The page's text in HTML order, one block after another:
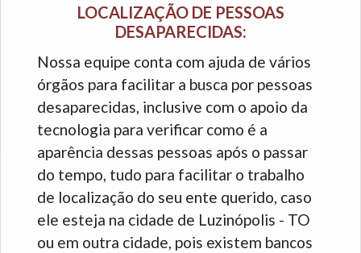
LOCALIZAÇÃO DE PESSOAS
DESAPARECIDAS:
Nossa equipe conta com ajuda de vários
órgãos para facilitar a busca por pessoas
desaparecidas, inclusive com o apoio da
tecnologia para verificar como é a
aparência dessas pessoas após o passar
do tempo, tudo para facilitar o trabalho
de localização do seu ente querido, caso
ele esteja na cidade de Luzinópolis - TO
ou em outra cidade, pois existem bancos